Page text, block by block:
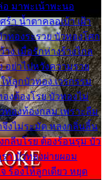
อ มาพะเน้าพะนอ
ร้า น้ำตาคลอเบ้า เฝ้า
ทองระรวย บัวทองโศก
าง เมื่อรักห่างร้างไกล
อย่าไปหวังความรวย
ห้ลูกบัวทอง เวรกรรม
งต้องโรย บัวทองไม่
ทองท้องกลม เพราะลืม
งไม่ระมัด หลงกลิ่นลิ้น
กลีบโรย ต้องร้อนรุม บัว
า บัวทองผ่ายผอม
ร้องไห้ลูกเดียว หยุด